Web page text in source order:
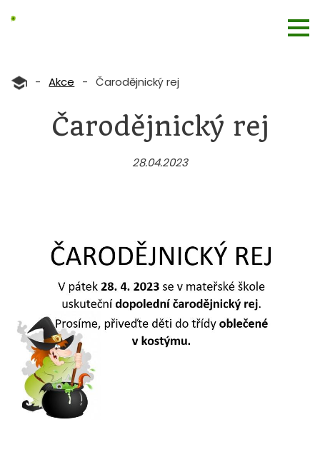
- Akce - Čarodějnický rej
Čarodějnický rej
28.04.2023